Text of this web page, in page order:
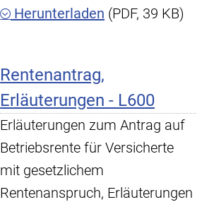
Herunterladen (PDF, 39 KB)
Rentenantrag,
Erläuterungen - L600
Erläuterungen zum Antrag auf
Betriebsrente für Versicherte
mit gesetzlichem
Rentenanspruch, Erläuterungen